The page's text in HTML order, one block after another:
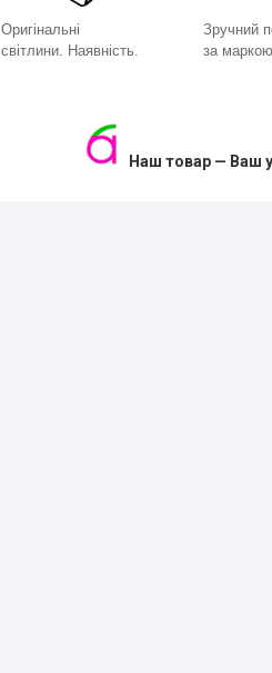
Оригінальні
світлини. Наявність.
Зручний
за
Наш товар — Ваш